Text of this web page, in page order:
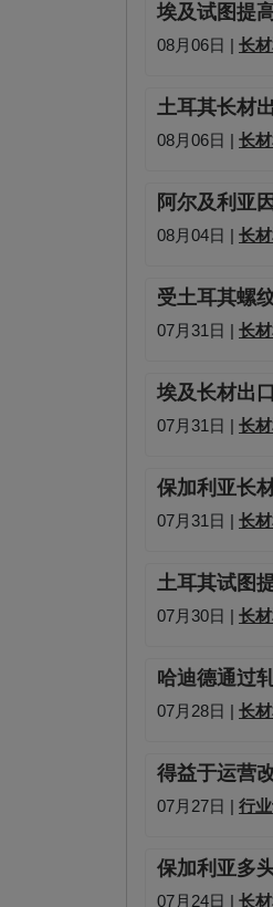
埃及试图提
08月06日 | 长
土耳其长材
08月06日 | 长
阿尔及利亚
08月04日 | 长
受土耳其螺
07月31日 | 长
埃及长材出
07月31日 | 长
保加利亚长
07月31日 | 长
土耳其试图
07月30日 | 长
哈迪德通过
07月28日 | 长
得益于运营
07月27日 | 行
保加利亚多
07月24日 | 长